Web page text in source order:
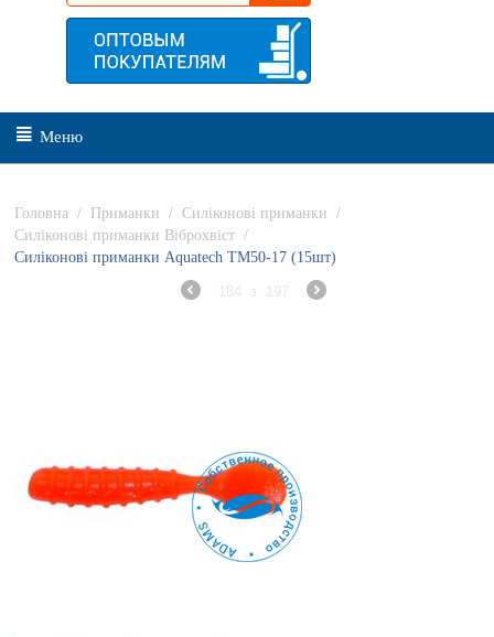
Меню
Головна / Приманки / Силіконові приманки
/
Силіконові приманки Віброхвіст /
Силіконові приманки Aquatech ТМ50-17 (15шт)
184 з 197